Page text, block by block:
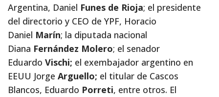
Argentina, Daniel Funes de Rioja; el presidente
del directorio y CEO de YPF, Horacio
Daniel Marín; la diputada nacional
Diana Fernández Molero; el senador
Eduardo Vischi; el exembajador argentino en
EEUU Jorge Arguello; el titular de Cascos
Blancos, Eduardo Porreti, entre otros. El